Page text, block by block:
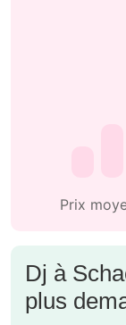
Prix
Dj à
plus